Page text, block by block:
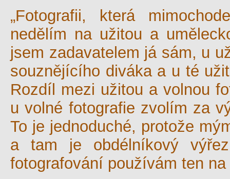
„Fotografii, která
nedělím na užitou a
jsem zadavatelem já sám, u
souznějícího diváka a u té
Rozdíl mezi užitou a volnou
u volné fotografie zvolím za
To je jednoduché, protože
a tam je obdélníkový
fotografování používám ten